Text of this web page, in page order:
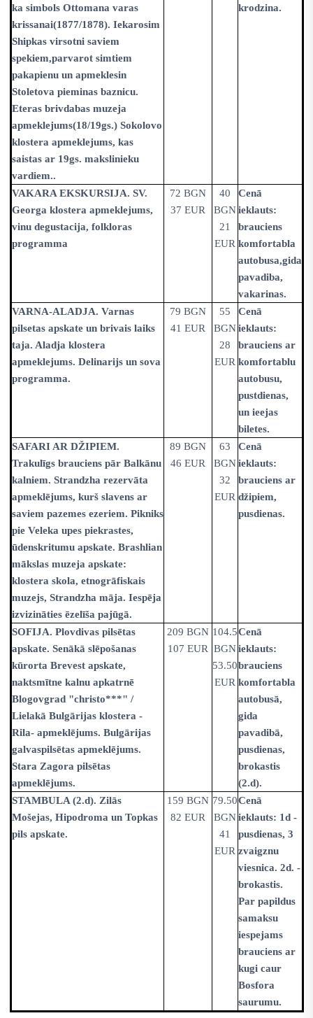
ka simbols Ottomana varas
krissanai(1877/1878). Iekarosim
Shipkas virsotni saviem
spekiem,parvarot simtiem
pakapienu un apmeklesin
Stoletova pieminas baznicu.
Eteras brivdabas muzeja
apmeklejums(18/19gs.) Sokolovo
klostera apmeklejums, kas
saistas ar 19gs. makslinieku
vardiem..
krodzina.
VAKARA EKSKURSIJA. SV.
Georga klostera apmeklejums,
vinu degustacija, folkloras
programma
72 BGN
37 EUR
40
BGN
21
EUR
Cenā
ieklauts:
brauciens
komfortabla
autobusa,gida
pavadiba,
vakarinas.
VARNA-ALADJA. Varnas
pilsetas apskate un brivais laiks
taja. Aladja klostera
apmeklejums. Delinarijs un sova
programma.
79 BGN
41 EUR
55
BGN
28
EUR
Cenā
ieklauts:
brauciens ar
komfortablu
autobusu,
pustdienas,
un ieejas
biletes.
SAFARI AR DŽIPIEM.
Trakulīgs brauciens pār Balkānu
kalniem. Strandzha rezervāta
apmeklējums, kurš slavens ar
saviem pazemes ezeriem. Pikniks
pie Veleka upes piekrastes,
ūdenskritumu apskate. Brashlian
mākslas muzeja apskate:
klostera skola, etnogrāfiskais
muzejs, Strandzha māja. Iespēja
izvizināties ēzelīša pajūgā.
89 BGN
46 EUR
63
BGN
32
EUR
Cenā
ieklauts:
brauciens ar
džipiem,
pusdienas.
SOFIJA. Plovdivas pilsētas
apskate. Senākā slēpošanas
kūrorta Brevest apskate,
naktsmītne kalnu apkatrnē
Blogovgrad "christo***" /
Lielakā Bulgārijas klostera -
Rila- apmeklējums. Bulgārijas
galvaspilsētas apmeklējums.
Stara Zagora pilsētas
apmeklējums.
209 BGN
107 EUR
104.5
BGN
53.50
EUR
Cenā
ieklauts:
brauciens
komfortabla
autobusā,
gida
pavadibā,
pusdienas,
brokastis
(2.d).
STAMBULA (2.d). Zilās
Mošejas, Hipodroma un Topkas
pils apskate.
159 BGN
82 EUR
79.50
BGN
41
EUR
Cenā
ieklauts: 1d -
pusdienas, 3
zvaigznu
viesnica. 2d. -
brokastis.
Par papildus
samaksu
iespejams
brauciens ar
kugi caur
Bosfora
saurumu.